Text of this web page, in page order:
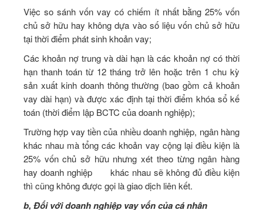
Việc so sánh vốn vay có chiếm ít nhất bằng 25% vốn
chủ sở hữu hay không dựa vào số liệu vốn chủ sở hữu
tại thời điểm phát sinh khoản vay;
Các khoản nợ trung và dài hạn là các khoản nợ có thời
hạn thanh toán từ 12 tháng trở lên hoặc trên 1 chu kỳ
sản xuất kinh doanh thông thường (bao gồm cả khoản
vay dài hạn) và được xác định tại thời điểm khóa sổ kế
toán (thời điểm lập BCTC của doanh nghiệp);
Trường hợp vay tiền của nhiều doanh nghiệp, ngân hàng
khác nhau mà tổng các khoản vay cộng lại điều kiện là
25% vốn chủ sở hữu nhưng xét theo từng ngân hàng
hay doanh nghiệp khác nhau sẽ không đủ điều kiện
thì cũng không được gọi là giao dịch liên kết.
b, Đối với doanh nghiệp vay vốn của cá nhân